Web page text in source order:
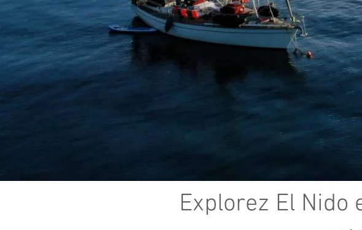
Explorez El Nido